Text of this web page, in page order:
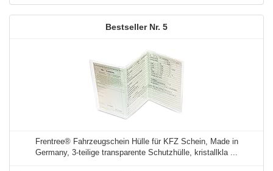
5
Frentree® Fahrzeugschein Hülle für KFZ Schein, Made in
Germany, 3-teilige transparente Schutzhülle, kristallkla ...